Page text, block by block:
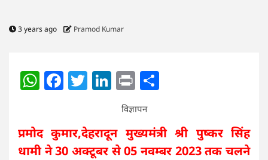
3 years ago Pramod Kumar
WhatsApp
Facebook
Twitter
LinkedIn
Print
विज्ञापन
प्रमोद कुमार,देहरादून मुख्यमंत्री श्री पुष्कर सिंह
धामी ने 30 अक्टूबर से 05 नवम्बर 2023 तक चलने